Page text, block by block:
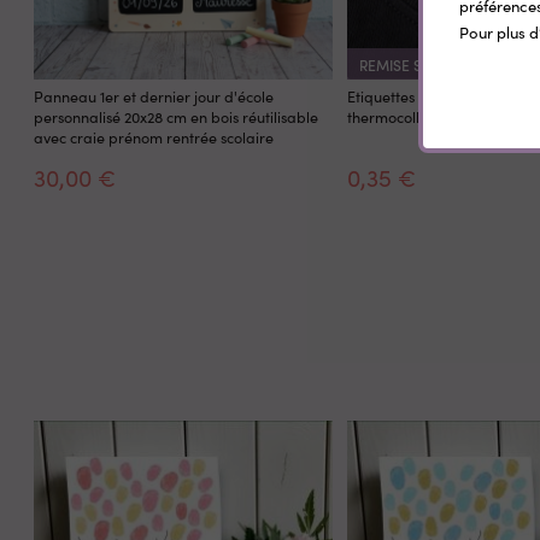
Panneau 1er et dernier jour d'école
personnalisé 20x28 cm en bois réutilisable
avec craie prénom rentrée scolaire
30,00 €
REMISE SUR LA QUANTITÉ
Etiquettes vêtement
thermocollantes Little Wild
0,35 €
Pour plus